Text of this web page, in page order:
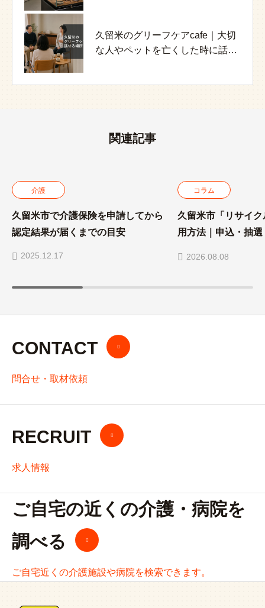
久留米のグリーフケアcafe｜大切
な人やペットを亡くした時に話せ
認知症の家族介護で抱え込みすぎ
ないために｜課題と相談先の整理
くるめ市民流水プール2026｜営業
日・休業日・料金・持ち物
関連記事
介護
久留米市で介護保険を申請してから
認定結果が届くまでの目安
2025.12.17
コラム
久留米市「リサイ
用方法｜申込・抽
2026.08.08
CONTACT
問合せ・取材依頼
RECRUIT
求人情報
ご自宅の近くの介護・病院を
調べる
ご自宅近くの介護施設や病院を検索できます。